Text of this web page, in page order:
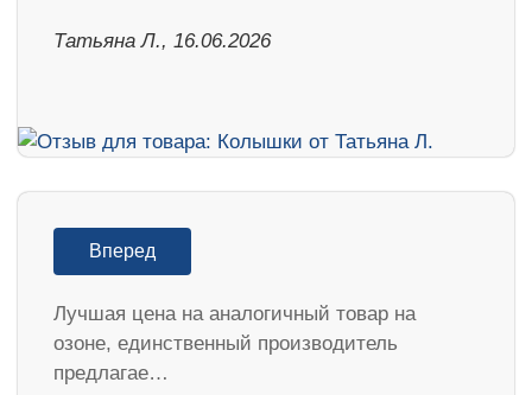
Татьяна Л., 16.06.2026
Вперед
Лучшая цена на аналогичный товар на
озоне, единственный производитель
предлагае…